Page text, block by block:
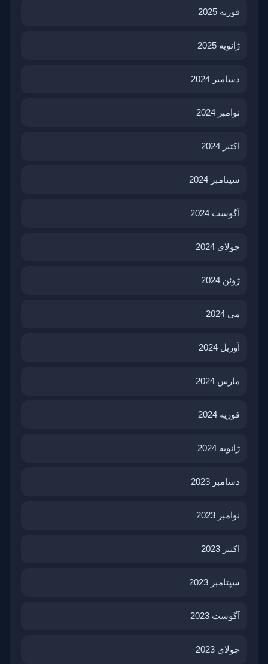
فوریه 2025
ژانویه 2025
دسامبر 2024
نوامبر 2024
اکتبر 2024
سپتامبر 2024
آگوست 2024
جولای 2024
ژوئن 2024
می 2024
آوریل 2024
مارس 2024
فوریه 2024
ژانویه 2024
دسامبر 2023
نوامبر 2023
اکتبر 2023
سپتامبر 2023
آگوست 2023
جولای 2023